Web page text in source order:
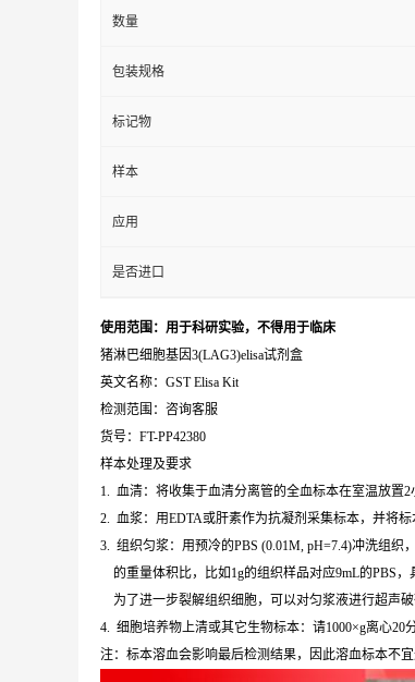
数量
包装规格
标记物
样本
应用
是否进口
使用范围：用于科研实验，不得用于临床
猪淋巴细胞基因3(LAG3)elisa试剂盒
英文名称：GST Elisa Kit
检测范围：咨询客服
货号：FT-PP42380
样本处理及要求
1. 血清：将收集于血清分离管的全血标本在室温放置
2. 血浆：用EDTA或肝素作为抗凝剂采集标本，并将
3. 组织匀浆：用预冷的PBS (0.01M, pH=7.4)冲洗组
的重量体积比，比如1g的组织样品对应9mL的PBS
为了进一步裂解组织细胞，可以对匀浆液进行超声破
4. 细胞培养物上清或其它生物标本：请1000×g离心
注：标本溶血会影响最后检测结果，因此溶血标本不宜